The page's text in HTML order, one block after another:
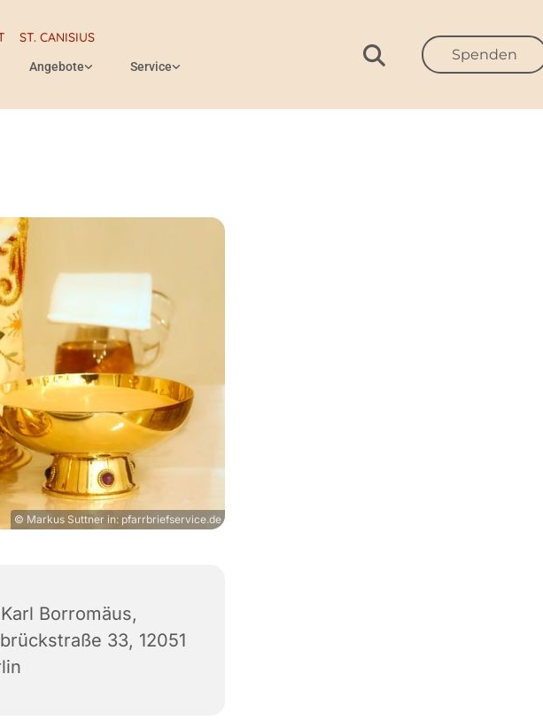
ST. CANISIUS
Angebote Service
Spenden
© Markus Suttner in: pfarrbriefservice.de
Borromäus,
33, 12051